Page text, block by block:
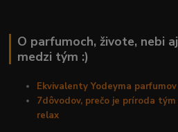
O parfumoch, živote, nebi
medzi tým :)
Ekvivalenty Yodeyma parfumov
7dôvodov, prečo je príroda
relax